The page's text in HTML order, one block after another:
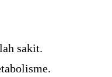
sakit.